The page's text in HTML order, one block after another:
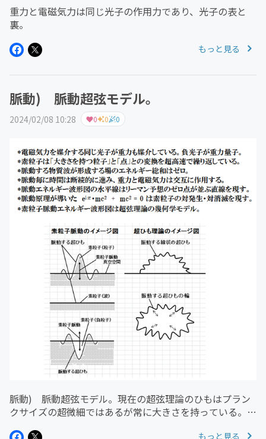
重力と電磁気力は同じ光子の作用力であり、光子の表と
裏。
もっと見る
脈動) 脈動超弦モデル。
2024/02/08 10:28 0 0 0
脈動) 脈動超弦モデル。現在の超弦理論のひもはプラン
クサイズの超微細ではあるが常に大きさを持っている。脈
もっと見る